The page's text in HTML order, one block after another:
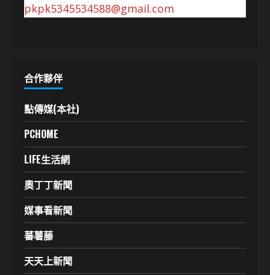
pkpk5345534588@gmail.com
合作夥伴
點傳媒(本社)
PCHOME
LIFE生活網
奧丁丁新聞
媒事看新聞
蕃薯藤
天天上新聞